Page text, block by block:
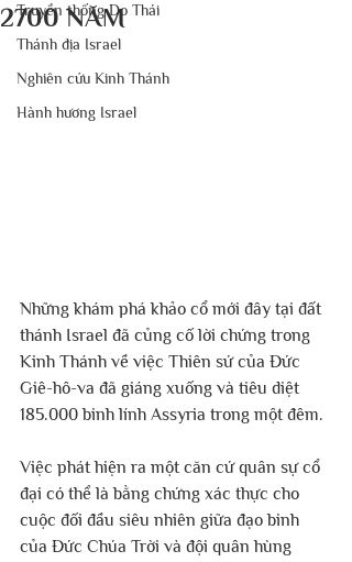
Truyền thống Do Thái
Thánh địa Israel
Nghiên cứu Kinh Thánh
Hành hương Israel
2700 NĂM
Những khám phá khảo cổ mới đây tại đất
thánh Israel đã củng cố lời chứng trong
Kinh Thánh về việc Thiên sứ của Đức
Giê-hô-va đã giáng xuống và tiêu diệt
185.000 binh lính Assyria trong một đêm.
Việc phát hiện ra một căn cứ quân sự cổ
đại có thể là bằng chứng xác thực cho
cuộc đối đầu siêu nhiên giữa đạo binh
của Đức Chúa Trời và đội quân hùng